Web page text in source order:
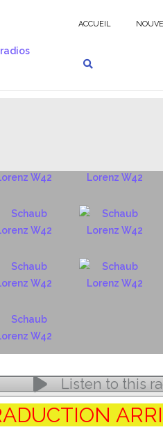
ACCUEIL
GERMAN RADIOS - FR
Listen to this